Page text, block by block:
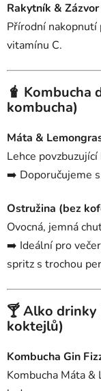
Rakytník & Zázvor
Přírodní nakopnutí
vitamínu C.
🧋 Kombucha
kombucha)
Máta &
Lehce
➡️ Doporučujeme
Ostružina (bez
Ovocná, jemná
➡️ Ideální pro
spritz s trochou
🍸 Alko drinky
koktejlů)
Kombucha Gin
Kombucha Máta